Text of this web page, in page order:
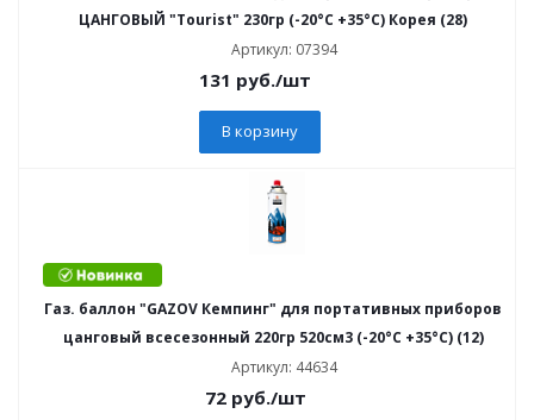
ЦАНГОВЫЙ "Tourist" 230гр (-20°С +35°С) Корея (28)
Артикул: 07394
131 руб./шт
В корзину
Газ. баллон "GAZOV Кемпинг" для портативных приборов
цанговый всесезонный 220гр 520см3 (-20°С +35°С) (12)
Артикул: 44634
72руб./шт